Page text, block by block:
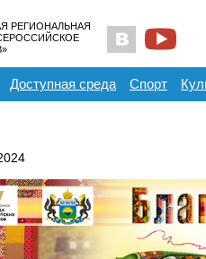
РЕГИОНАЛЬНАЯ
Доступная среда Спорт